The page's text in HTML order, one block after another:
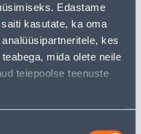
Edastame
kasutate, ka oma
kes
mida olete neile
teiepoolse teenuste
.00 € /tk